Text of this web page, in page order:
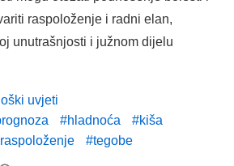
raspoloženje i radni elan,
unutrašnjosti i južnom dijelu
uvjeti
hladnoća
kiša
raspoloženje tegobe